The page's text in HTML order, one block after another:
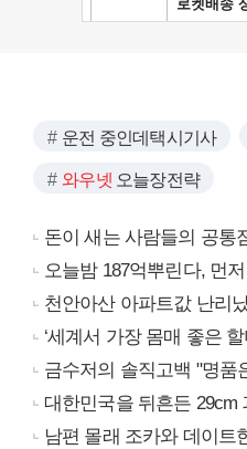
운전 중인데택시기사
와우넷 오늘장전략
돈이 새는 사람들의 공통
오늘밤 187억뿌린다, 먼
천안아산 아파트값 난리
‘세계서 가장 몸매 좋은
금수저의 솔직고백 "명품
대한민국을 뒤흔든 29cm
남편 몰래 조카와 데이트